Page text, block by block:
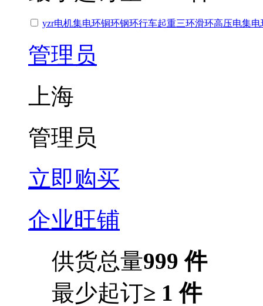
yzr电机集电环铜环钢环行车起重三环滑环高压电集电
管理员
上海
管理员
立即购买
企业旺铺
供货总量999 件
最少起订≥ 1 件